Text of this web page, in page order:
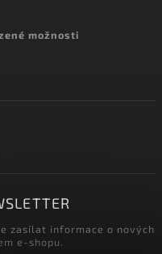
možnosti
zasílat informace o nových
e-shopu.